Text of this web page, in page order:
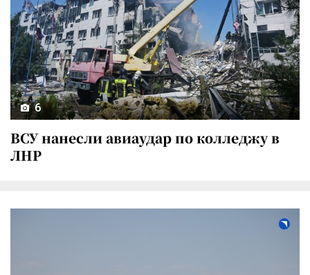
6
ВСУ нанесли авиаудар по колледжу в
ЛНР